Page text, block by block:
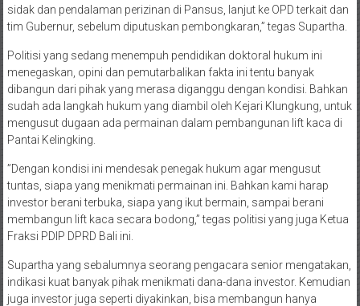
sidak dan pendalaman perizinan di Pansus, lanjut ke OPD terkait dan
tim Gubernur, sebelum diputuskan pembongkaran,” tegas Supartha.
Politisi yang sedang menempuh pendidikan doktoral hukum ini
menegaskan, opini dan pemutarbalikan fakta ini tentu banyak
dibangun dari pihak yang merasa diganggu dengan kondisi. Bahkan
sudah ada langkah hukum yang diambil oleh Kejari Klungkung, untuk
mengusut dugaan ada permainan dalam pembangunan lift kaca di
Pantai Kelingking.
”Dengan kondisi ini mendesak penegak hukum agar mengusut
tuntas, siapa yang menikmati permainan ini. Bahkan kami harap
investor berani terbuka, siapa yang ikut bermain, sampai berani
membangun lift kaca secara bodong,” tegas politisi yang juga Ketua
Fraksi PDIP DPRD Bali ini.
Supartha yang sebalumnya seorang pengacara senior mengatakan,
indikasi kuat banyak pihak menikmati dana-dana investor. Kemudian
juga investor juga seperti diyakinkan, bisa membangun hanya